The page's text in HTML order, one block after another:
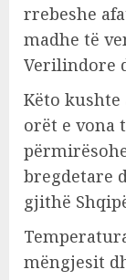
rrebeshe
madhe të
Verilindore
Këto
orët e vona
bregdetare
gjithë
mëngjesit